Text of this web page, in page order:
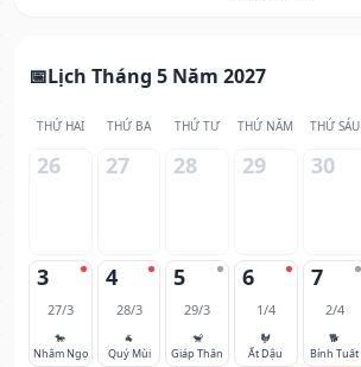
Lịch Tháng 5 Năm 2027
THỨ HAI THỨ BA THỨ TƯ THỨ NĂM THỨ SÁU
26 27 28 29 30
3
27/3
🐎
Nhâm Ngọ
4
28/3
🐐
Quý Mùi
5
29/3
🐒
Giáp Thân
6
1/4
🐓
Ất Dậu
7
2/4
🐕
Bính Tuất